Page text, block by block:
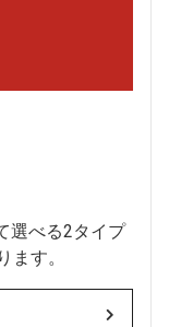
選べる2タイプ
す。